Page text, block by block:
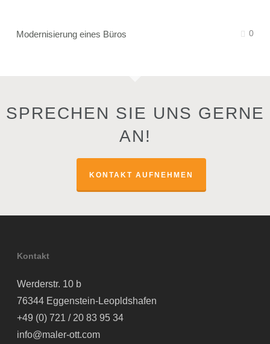
Modernisierung eines Büros 0
SPRECHEN SIE UNS GERNE
AN!
KONTAKT AUFNEHMEN
Kontakt
Werderstr. 10 b
76344 Eggenstein-Leopldshafen
+49 (0) 721 / 20 83 95 34
info@maler-ott.com